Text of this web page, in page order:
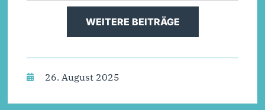
WEITERE BEITRÄGE
26. August 2025